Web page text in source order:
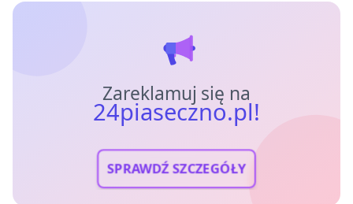
Zareklamuj się na
24piaseczno.pl!
SPRAWDŹ SZCZEGÓŁY